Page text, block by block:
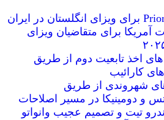
آمریکا برای متقاضیان ویزای
اخذ تابعیت دوم از طریق
کارائیب
شهروندی از طریق
و دومینیکا در مسیر اصلاحات
تیت و تصمیم عجیب وانواتو